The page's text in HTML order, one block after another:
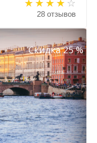
28 отзывов
Скидка 25 %